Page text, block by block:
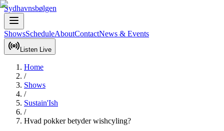
Sydhavnsbølgen
ShowsScheduleAboutContactNews & Events
Listen Live
Home
/
Shows
/
Sustain'Ish
/
Hvad pokker betyder wishcyling?